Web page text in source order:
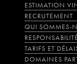
ESTIMATION
RECRUTEMENT
QUI SOMMES-
TARIFS ET
DOMAINES